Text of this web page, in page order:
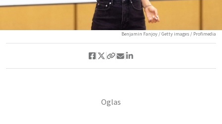
Benjamin Fanjoy / Getty images / Profimedia